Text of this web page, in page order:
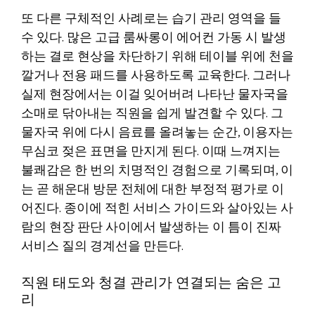
또 다른 구체적인 사례로는 습기 관리 영역을 들
수 있다. 많은 고급 룸싸롱이 에어컨 가동 시 발생
하는 결로 현상을 차단하기 위해 테이블 위에 천을
깔거나 전용 패드를 사용하도록 교육한다. 그러나
실제 현장에서는 이걸 잊어버려 나타난 물자국을
소매로 닦아내는 직원을 쉽게 발견할 수 있다. 그
물자국 위에 다시 음료를 올려놓는 순간, 이용자는
무심코 젖은 표면을 만지게 된다. 이때 느껴지는
불쾌감은 한 번의 치명적인 경험으로 기록되며, 이
는 곧 해운대 방문 전체에 대한 부정적 평가로 이
어진다. 종이에 적힌 서비스 가이드와 살아있는 사
람의 현장 판단 사이에서 발생하는 이 틈이 진짜
서비스 질의 경계선을 만든다.
직원 태도와 청결 관리가 연결되는 숨은 고
리